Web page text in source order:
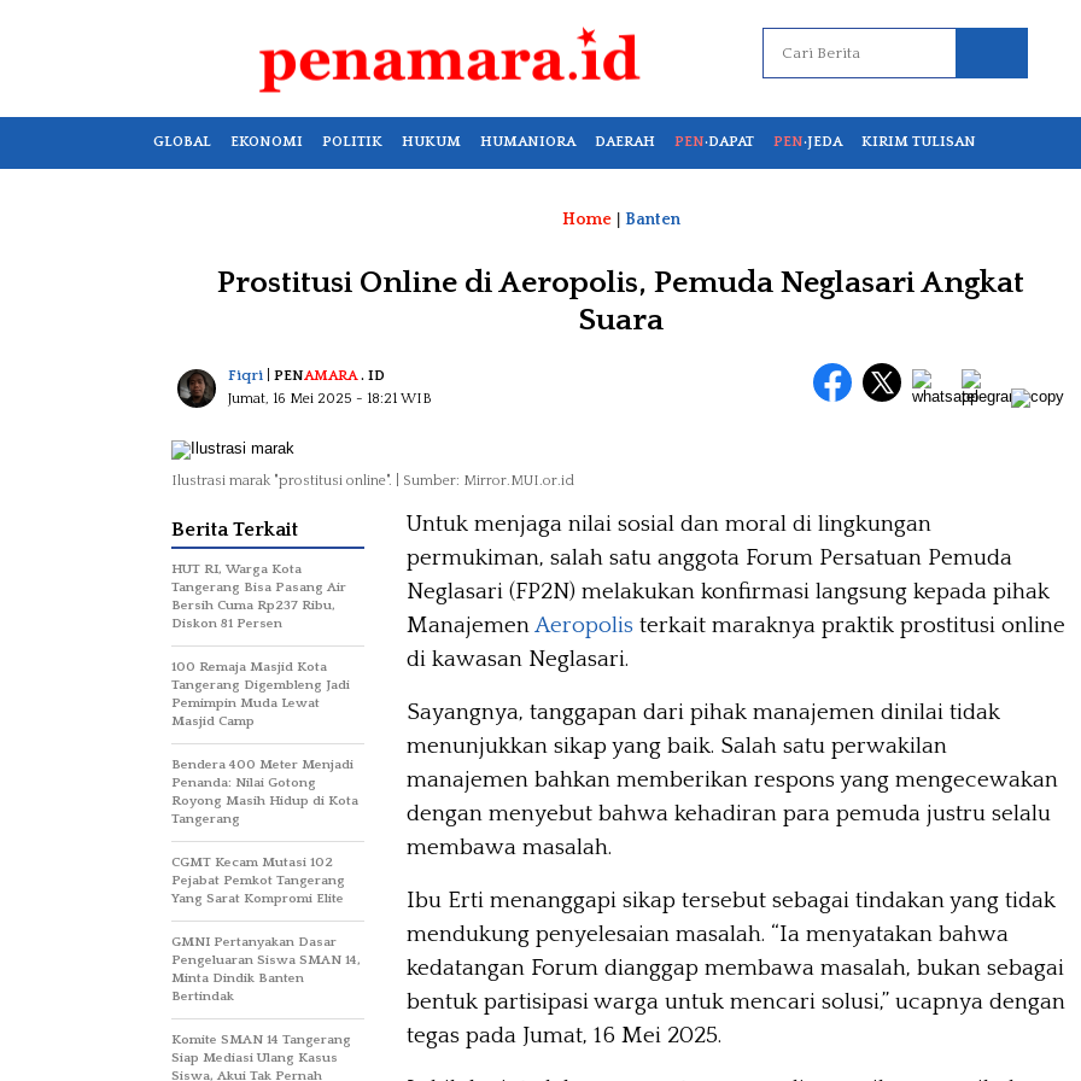
GLOBAL EKONOMI POLITIK HUKUM HUMANIORA DAERAH PEN·DAPAT PEN·JEDA KIRIM TULISAN
Home| Banten
Prostitusi Online di Aeropolis, Pemuda Neglasari Angkat
Suara
Fiqri PENAMARA. ID
Jumat, 16 Mei 2025 - 18:21 WIB
Ilustrasi marak "prostitusi online". | Sumber: Mirror.MUI.or.id
Untuk menjaga nilai sosial dan moral di lingkungan
permukiman, salah satu anggota Forum Persatuan Pemuda
Neglasari (FP2N) melakukan konfirmasi langsung kepada pihak
ManajemenAeropolis terkait maraknya praktik prostitusi online
di kawasan Neglasari.
Sayangnya, tanggapan dari pihak manajemen dinilai tidak
menunjukkan sikap yang baik. Salah satu perwakilan
manajemen bahkan memberikan respons yang mengecewakan
dengan menyebut bahwa kehadiran para pemuda justru selalu
membawa masalah.
Ibu Erti menanggapi sikap tersebut sebagai tindakan yang tidak
mendukung penyelesaian masalah. “Ia menyatakan bahwa
kedatangan Forum dianggap membawa masalah, bukan sebagai
bentuk partisipasi warga untuk mencari solusi,” ucapnya dengan
tegas pada Jumat, 16 Mei 2025.
Berita Terkait
HUT RI, Warga Kota
Tangerang Bisa Pasang Air
Bersih Cuma Rp237 Ribu,
Diskon 81 Persen
100 Remaja Masjid Kota
Tangerang Digembleng Jadi
Pemimpin Muda Lewat
Masjid Camp
Bendera 400 Meter Menjadi
Penanda: Nilai Gotong
Royong Masih Hidup di Kota
Tangerang
CGMT Kecam Mutasi 102
Pejabat Pemkot Tangerang
Yang Sarat Kompromi Elite
GMNI Pertanyakan Dasar
Pengeluaran Siswa SMAN 14,
Minta Dindik Banten
Bertindak
Komite SMAN 14 Tangerang
Siap Mediasi Ulang Kasus
Siswa, Akui Tak Pernah